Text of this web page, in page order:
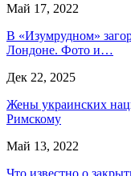
Май 17, 2022
В «Изумрудном»
Лондоне. Фото и…
Дек 22, 2025
Жены украинских
Римскому
Май 13, 2022
Что известно о